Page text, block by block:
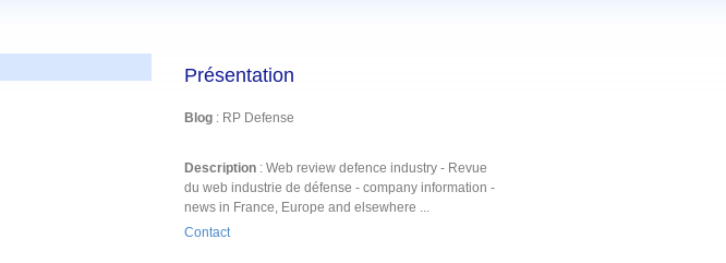
Présentation
Blog : RP Defense
Description : Web review defence industry - Revue
du web industrie de défense - company information -
news in France, Europe and elsewhere ...
Contact